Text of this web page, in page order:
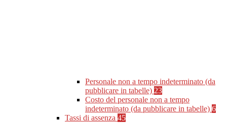
Personale non a tempo indeterminato (da
pubblicare in tabelle) 23
Costo del personale non a tempo
indeterminato (da pubblicare in tabelle) 6
Tassi di assenza 45